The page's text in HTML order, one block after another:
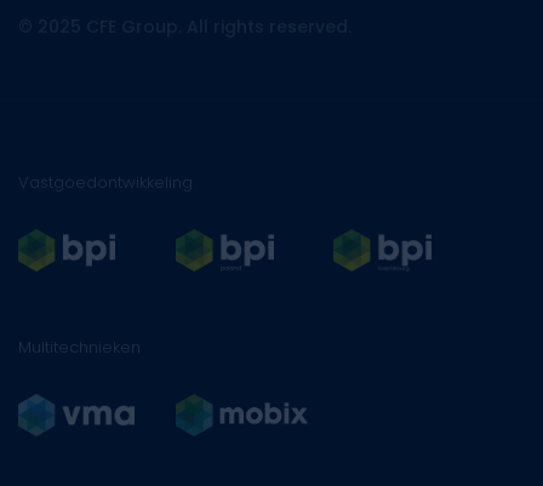
Vastgoedontwikkeling
Multitechnieken